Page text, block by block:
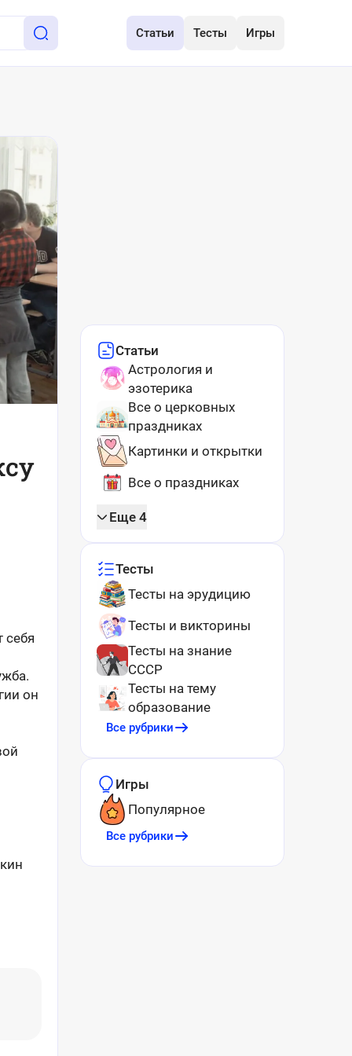
Статьи Тесты Игры
себя
он
Статьи
Астрология и
эзотерика
Все о церковных
праздниках
Картинки и открытки
Все о праздниках
Еще 4
Тесты
Тесты на эрудицию
Тесты и викторины
Тесты на знание
СССР
Тесты на тему
образование
Все рубрики
Игры
Популярное
Все рубрики